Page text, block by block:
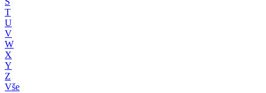
T
U
V
W
X
Y
Z
Vše